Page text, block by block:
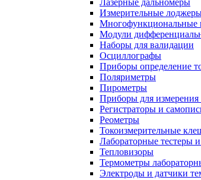
Измерительные
Многофункциональные
Модули
Наборы для валидации
Осциллографы
Приборы определение
Поляриметры
Пирометры
Приборы для измерения
Регистраторы и
Реометры
Токоизмерительные
Лабораторные тестеры
Тепловизоры
Термометры
Электроды и датчики